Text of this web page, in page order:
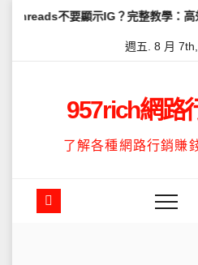
IG？完整教學：高效管理你的線上
週五. 8 月
957rich網路
了解各種網路行銷賺